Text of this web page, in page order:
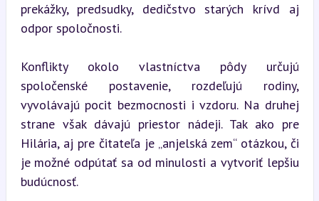
prekážky, predsudky, dedičstvo starých krívd aj
odpor spoločnosti.
Konflikty okolo vlastníctva pôdy určujú
spoločenské postavenie, rozdeľujú rodiny,
vyvolávajú pocit bezmocnosti i vzdoru. Na druhej
strane však dávajú priestor nádeji. Tak ako pre
Hilária, aj pre čitateľa je „anjelská zem“ otázkou, či
je možné odpútať sa od minulosti a vytvoriť lepšiu
budúcnosť.